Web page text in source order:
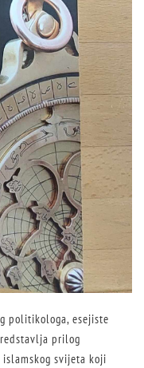
politikologa, esejiste
prilog
svijeta koji